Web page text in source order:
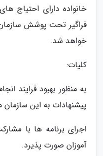
خانواده دارای احتیاج
فراگیر تحت پوشش
خواهد شد.
کلیات:
به منظور بهبود فرایند
پیشنهادات به این
اجرای برنامه ها با
آموزان صورت پذیرد.